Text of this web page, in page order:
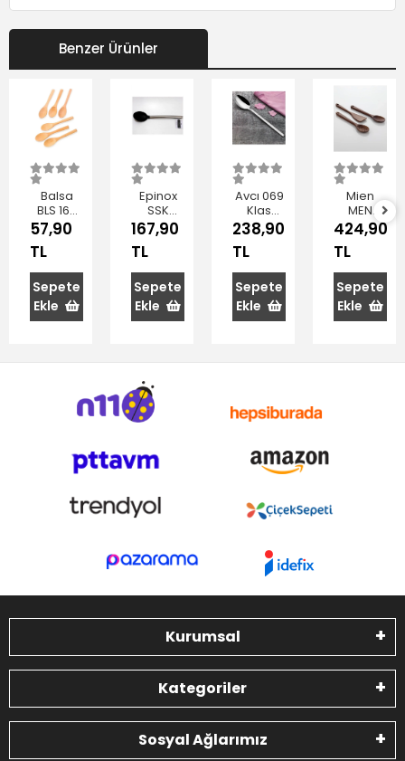
Benzer Ürünler
Balsa
BLS 16B
Kahverengi
Ahşap
Kaşık
Seti 6'lı 16
cm
57,90
TL
Sepete
Ekle
Epinox
SSK
Silikon
Servis
Kaşığı 33
cm
167,90
TL
Sepete
Ekle
Avcı 069
Klas
Servis
Kaşığı
238,90
TL
Sepete
Ekle
Mien
MEN
7B152
Akasya
Ahşap
Kaşık
Seti 3'lü
424,90
TL
Sepete
Ekle
Kurumsal
Kategoriler
Sosyal Ağlarımız